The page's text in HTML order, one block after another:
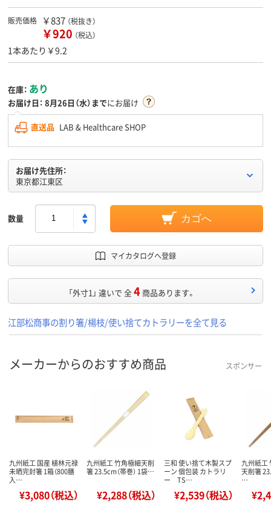
販売価格 ￥837 （税抜き）
￥920 （税込）
1本あたり￥9.2
在庫： あり
お届け日： 8月26日（水）までにお届け
直送品 LAB & Healthcare SHOP
お届け先住所：
東京都江東区
数量 カゴへ
マイカタログへ登録
「外寸1」 違いで 全4 商品あります。
江部松商事の割り箸/楊枝/使い捨てカトラリーを全て見る
メーカーからのおすすめ商品 スポンサー
九州紙工 国産 植林元禄
未晒完封箸 1箱（800膳
入…
¥3,080（税込）
九州紙工 竹角極細天削
箸 23.5cm（帯巻） 1袋…
¥2,288（税込）
三和 使い捨て木製スプ
ーン 個包装 カトラリ
ー TS…
¥2,539（税込）
九州紙工
天削箸
…